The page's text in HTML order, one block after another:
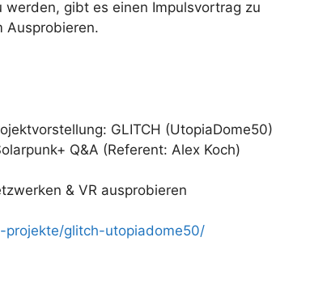
gibt es einen Impulsvortrag zu
Ausprobieren.
GLITCH (UtopiaDome50)
Q&A (Referent: Alex Koch)
& VR ausprobieren
glitch-utopiadome50/